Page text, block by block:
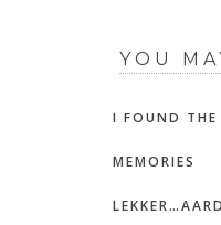
YOU
I FOUND THE
MEMORIES